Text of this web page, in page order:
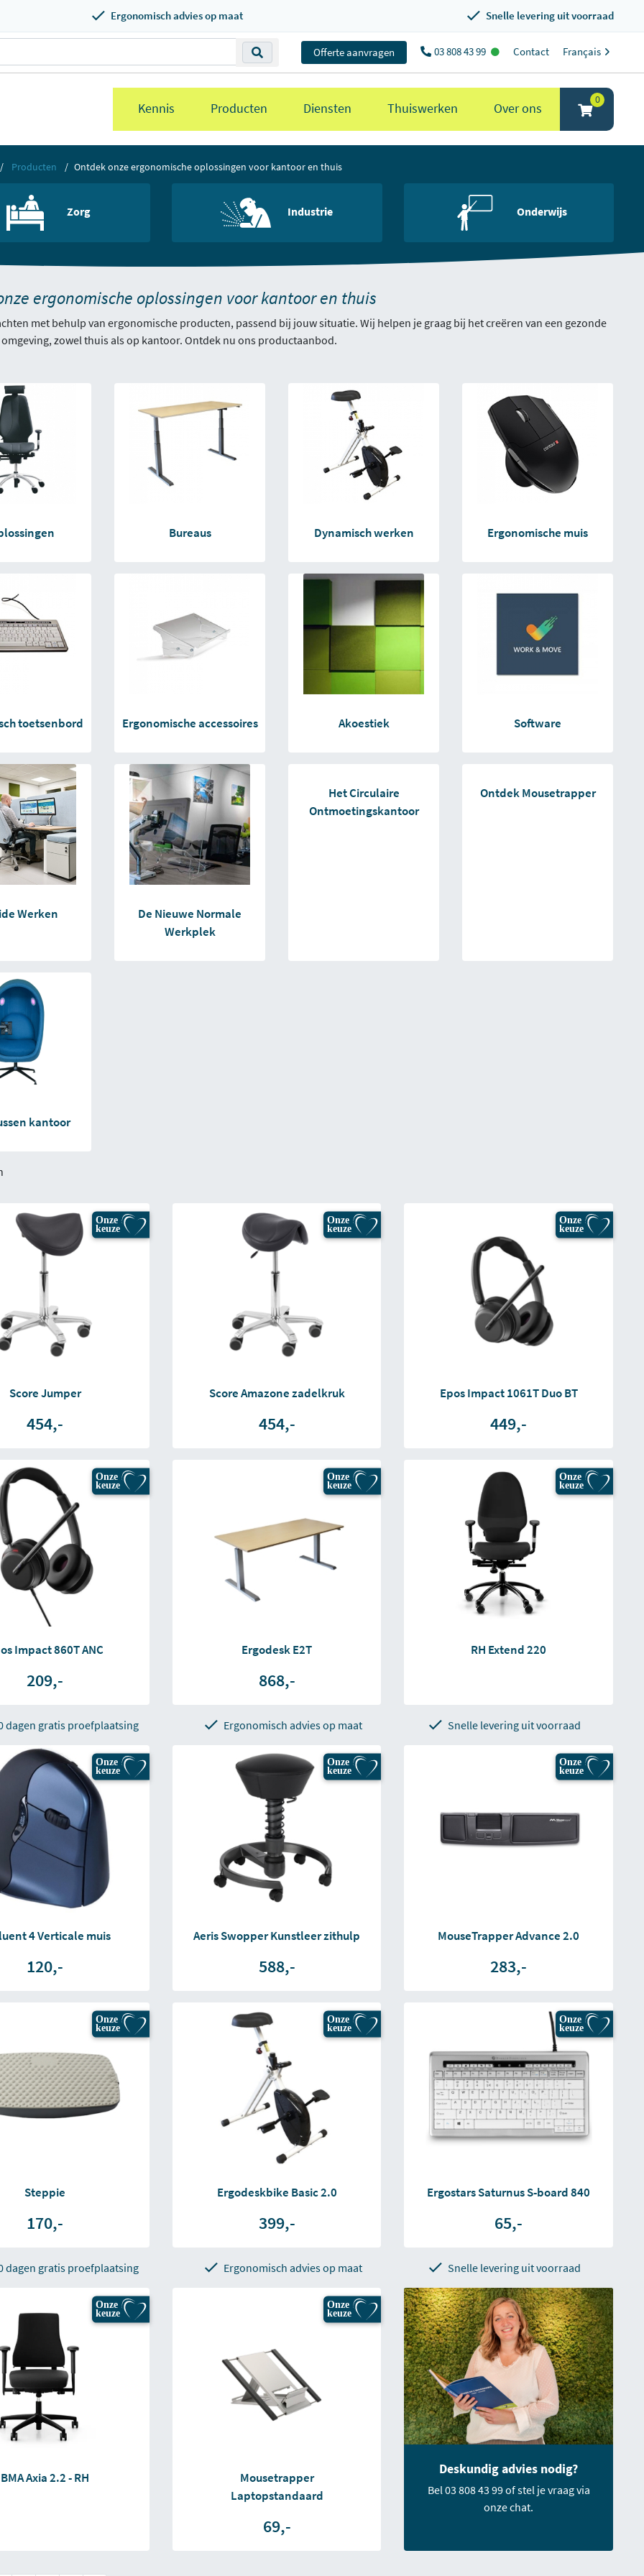
Ergonomisch advies op maat Snelle levering uit voorraad
Offerte aanvragen 03 808 43 99 Contact Français
Kennis Producten Diensten Thuiswerken Over ons
0
Producten Ontdek onze ergonomische oplossingen voor kantoor en thuis
Zorg Industrie Onderwijs
ergonomische oplossingen voor kantoor en thuis
met behulp van ergonomische producten, passend bij jouw situatie. Wij helpen je graag bij het creëren van een gezonde
zowel thuis als op kantoor. Ontdek nu ons productaanbod.
Bureaus Dynamisch werken Ergonomische muis
toetsenbord Ergonomische accessoires Akoestiek Software
Werken
De Nieuwe Normale
Werkplek
Het Circulaire
Ontmoetingskantoor
Ontdek Mousetrapper
kantoor
Onze
keuze
Score Jumper
454,-
Onze
keuze
Score Amazone zadelkruk
454,-
Onze
keuze
Epos Impact 1061T Duo BT
449,-
Onze
keuze
Impact 860T ANC
209,-
Onze
keuze
Ergodesk E2T
868,-
Onze
keuze
RH Extend 220
dagen gratis proefplaatsing Ergonomisch advies op maat Snelle levering uit voorraad
Onze
keuze
4 Verticale muis
120,-
Onze
keuze
Aeris Swopper Kunstleer zithulp
588,-
Onze
keuze
MouseTrapper Advance 2.0
283,-
Onze
keuze
Steppie
170,-
Onze
keuze
Ergodeskbike Basic 2.0
399,-
Onze
keuze
Ergostars Saturnus S-board 840
65,-
dagen gratis proefplaatsing Ergonomisch advies op maat Snelle levering uit voorraad
Onze
keuze
BMA Axia 2.2 - RH
Onze
keuze
Mousetrapper
Laptopstandaard
69,-
Deskundig advies nodig?
Bel 03 808 43 99 of stel je vraag via
onze chat.